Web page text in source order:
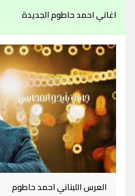
اغاني احمد حاطوم الجديدة
العرس اللبناني احمد حاطوم